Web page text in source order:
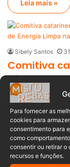
Para fornecer as
cookies para
consentimento para
como
consentir ou retirar o
recursos e funções.
Leia mais »
Sibely Santos
Comitiva
Fóruns de
Limpa na
Santa Catarina,
comitiva
Leia mais »